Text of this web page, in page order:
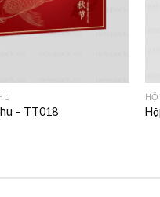
– TT018